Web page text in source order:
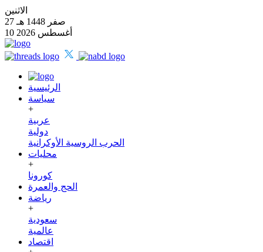
الاثنين
27 صفر 1448 هـ
10 أغسطس 2026
الرئيسية
سياسة
+
عربية
دولية
الحرب الروسية الأوكرانية
محليات
+
كورونا
الحج والعمرة
رياضة
+
سعودية
عالمية
اقتصاد